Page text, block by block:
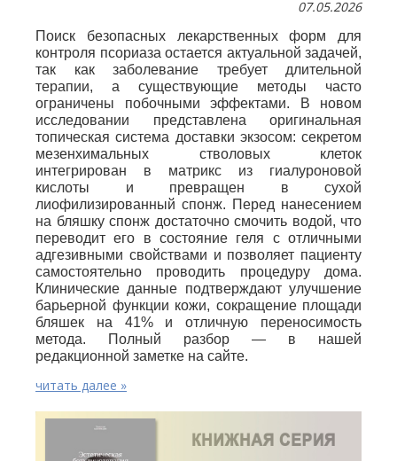
07.05.2026
Поиск безопасных лекарственных форм для
контроля псориаза остается актуальной задачей,
так как заболевание требует длительной
терапии, а существующие методы часто
ограничены побочными эффектами. В новом
исследовании представлена оригинальная
топическая система доставки экзосом: секретом
мезенхимальных стволовых клеток
интегрирован в матрикс из гиалуроновой
кислоты и превращен в сухой
лиофилизированный спонж. Перед нанесением
на бляшку спонж достаточно смочить водой, что
переводит его в состояние геля с отличными
адгезивными свойствами и позволяет пациенту
самостоятельно проводить процедуру дома.
Клинические данные подтверждают улучшение
барьерной функции кожи, сокращение площади
бляшек на 41% и отличную переносимость
метода. Полный разбор — в нашей
редакционной заметке на сайте.
читать далее »